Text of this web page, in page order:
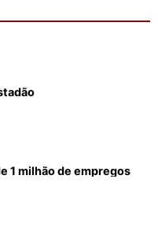
1 milhão de empregos